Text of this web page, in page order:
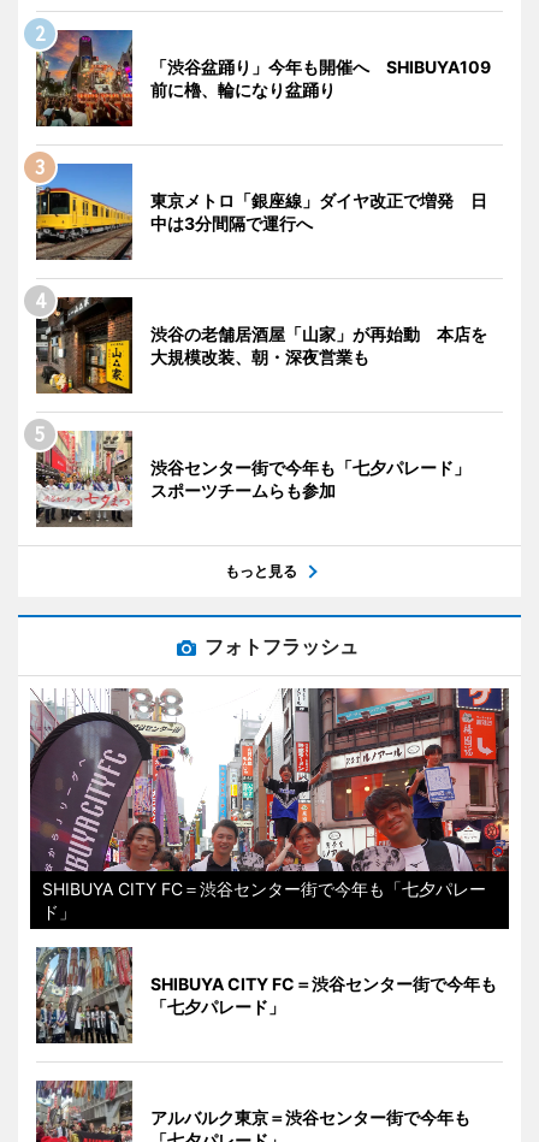
「渋谷盆踊り」今年も開催へ SHIBUYA109
前に櫓、輪になり盆踊り
東京メトロ「銀座線」ダイヤ改正で増発 日
中は3分間隔で運行へ
渋谷の老舗居酒屋「山家」が再始動 本店を
大規模改装、朝・深夜営業も
渋谷センター街で今年も「七夕パレード」
スポーツチームらも参加
もっと見る
フォトフラッシュ
SHIBUYA CITY FC＝渋谷センター街で今年も「七夕パレー
ド」
SHIBUYA CITY FC＝渋谷センター街で今年も
「七夕パレード」
アルバルク東京＝渋谷センター街で今年も